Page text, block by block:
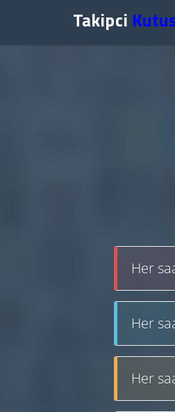
Takipci
Her
Her
Her